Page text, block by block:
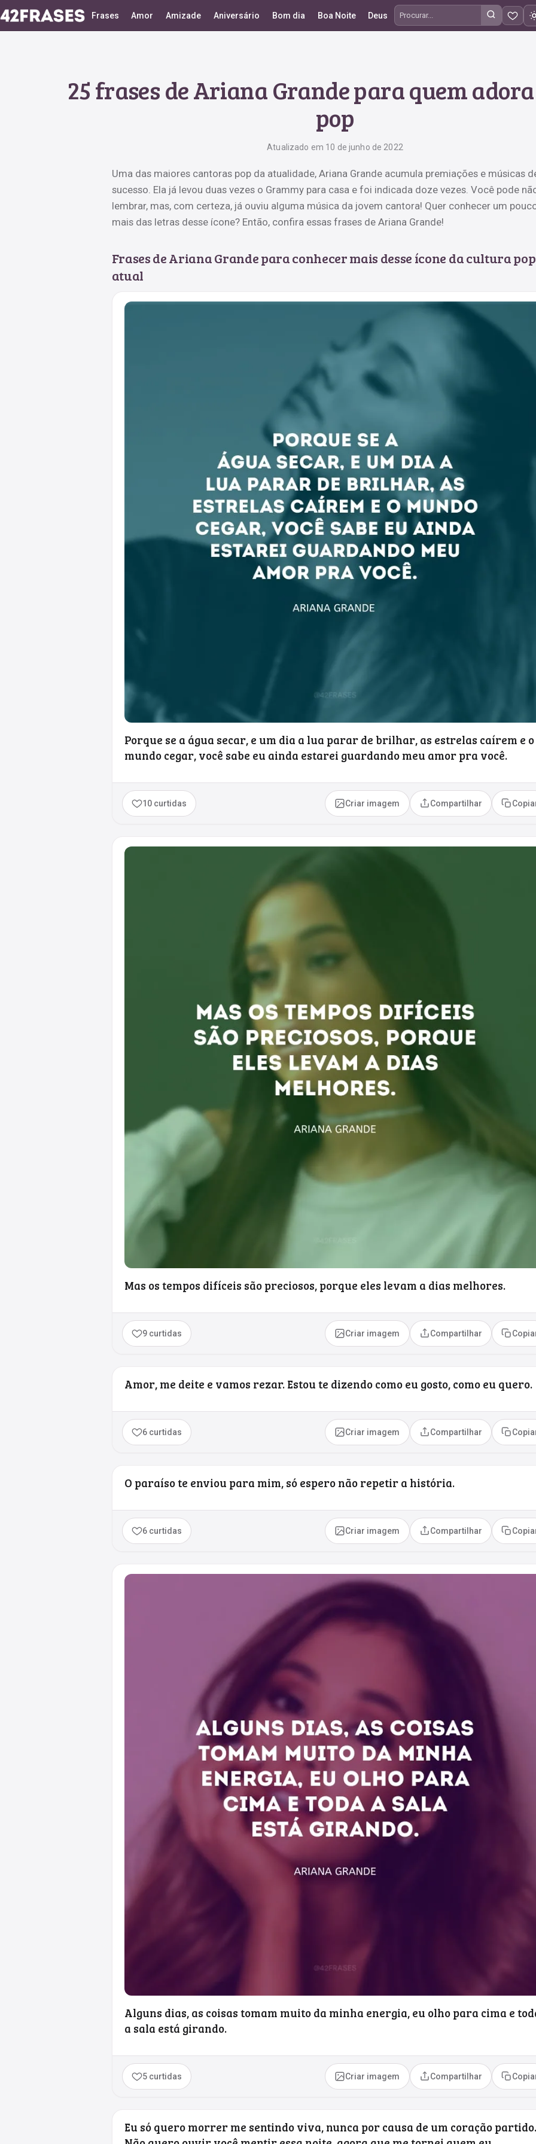
Frases Amor Amizade Aniversário Bom dia Boa Noite Deus
Procurar frases
25 frases de Ariana Grande para quem
pop
Atualizado em 10 de junho de 2022
Uma das maiores cantoras pop da atualidade, Ariana Grande acumula premiações e músicas
sucesso. Ela já levou duas vezes o Grammy para casa e foi indicada doze vezes. Você pode
lembrar, mas, com certeza, já ouviu alguma música da jovem cantora! Quer conhecer um
mais das letras desse ícone? Então, confira essas frases de Ariana Grande!
Frases de Ariana Grande para conhecer mais desse ícone da cultura pop
atual
Porque se a água secar, e um dia a lua parar de brilhar, as estrelas caírem e o
mundo cegar, você sabe eu ainda estarei guardando meu amor pra você.
10 curtidas Criar imagem Compartilhar
Mas os tempos difíceis são preciosos, porque eles levam a dias melhores.
9 curtidas Criar imagem Compartilhar
Amor, me deite e vamos rezar. Estou te dizendo como eu gosto, como eu quero.
6 curtidas Criar imagem Compartilhar
O paraíso te enviou para mim, só espero não repetir a história.
6 curtidas Criar imagem Compartilhar
Alguns dias, as coisas tomam muito da minha energia, eu olho para cima e
a sala está girando.
5 curtidas Criar imagem Compartilhar
Eu só quero morrer me sentindo viva, nunca por causa de um coração partido.